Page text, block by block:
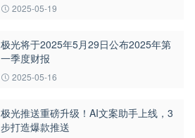
30%以上
2025-05-19
极光将于2025年5月29日公布2025年第
一季度财报
2025-05-16
极光推送重磅升级！AI文案助手上线，3
步打造爆款推送